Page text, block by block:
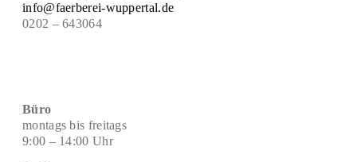
info@faerberei-wuppertal.de
0202 – 643064
Büro
montags bis freitags
9:00 – 14:00 Uhr